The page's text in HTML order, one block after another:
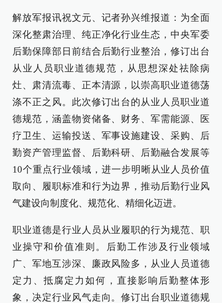
解放军报讯祝文元、记者孙兴维报道：为全面
深化整肃治理、纯正净化行业生态，中央军委
后勤保障部日前结合后勤行业整治，修订出台
从业人员职业道德规范，从思想深处祛除病
灶、肃清流毒、正本清源，以崇高职业道德荡
涤不正之风。此次修订出台的从业人员职业道
德规范，涵盖物资储备、财务、军需能源、医
疗卫生、运输投送、军事设施建设、采购、后
勤资产管理监督、后勤科研、后勤融合发展等
10个重点行业领域，进一步明晰从业人员价值
取向、履职标准和行为边界，推动后勤行业风
气建设向制度化、规范化、精细化迈进。
职业道德是行业人员从业履职的行为规范、职
业操守和价值准则。后勤工作涉及行业领域
广、军地互涉深、廉政风险多，从业人员道德
定力、抵腐定力如何，直接影响后勤整体形
象，决定行业风气走向。修订出台职业道德规